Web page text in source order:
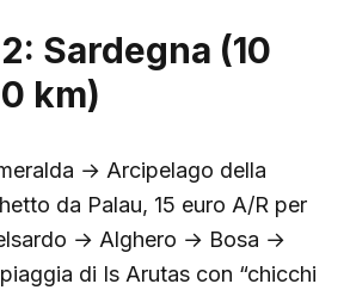
Sardegna (10
km)
→ Arcipelago della
da Palau, 15 euro A/R per
→ Alghero → Bosa →
di Is Arutas con “chicchi